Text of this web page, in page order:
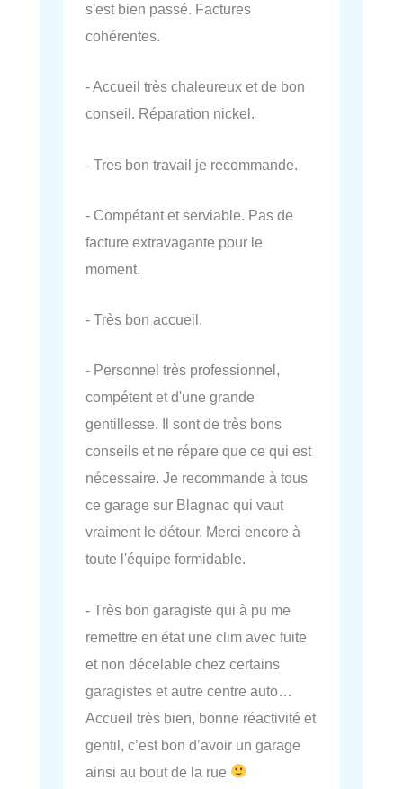
s'est bien passé. Factures
cohérentes.
- Accueil très chaleureux et de bon
conseil. Réparation nickel.
- Tres bon travail je recommande.
- Compétant et serviable. Pas de
facture extravagante pour le
moment.
- Très bon accueil.
- Personnel très professionnel,
compétent et d'une grande
gentillesse. Il sont de très bons
conseils et ne répare que ce qui est
nécessaire. Je recommande à tous
ce garage sur Blagnac qui vaut
vraiment le détour. Merci encore à
toute l'équipe formidable.
- Très bon garagiste qui à pu me
remettre en état une clim avec fuite
et non décelable chez certains
garagistes et autre centre auto…
Accueil très bien, bonne réactivité et
gentil, c’est bon d’avoir un garage
ainsi au bout de la rue